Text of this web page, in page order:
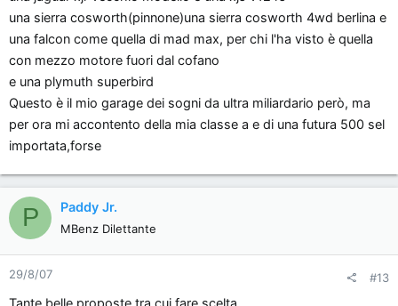
una sierra cosworth(pinnone)una sierra cosworth 4wd berlina e
una falcon come quella di mad max, per chi l'ha visto è quella
con mezzo motore fuori dal cofano
e una plymuth superbird
Questo è il mio garage dei sogni da ultra miliardario però, ma
per ora mi accontento della mia classe a e di una futura 500 sel
importata,forse
P Paddy Jr.
MBenz Dilettante
29/8/07 #13